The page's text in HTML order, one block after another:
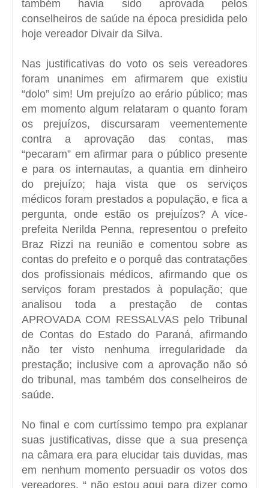
também havia sido aprovada pelos
conselheiros de saúde na época presidida pelo
hoje vereador Divair da Silva.
Nas justificativas do voto os seis vereadores
foram unanimes em afirmarem que existiu
“dolo” sim! Um prejuízo ao erário público; mas
em momento algum relataram o quanto foram
os prejuízos, discursaram veementemente
contra a aprovação das contas, mas
“pecaram” em afirmar para o público presente
e para os internautas, a quantia em dinheiro
do prejuízo; haja vista que os serviços
médicos foram prestados a população, e fica a
pergunta, onde estão os prejuízos? A vice-
prefeita Nerilda Penna, representou o prefeito
Braz Rizzi na reunião e comentou sobre as
contas do prefeito e o porquê das contratações
dos profissionais médicos, afirmando que os
serviços foram prestados à população; que
analisou toda a prestação de contas
APROVADA COM RESSALVAS pelo Tribunal
de Contas do Estado do Paraná, afirmando
não ter visto nenhuma irregularidade da
prestação; inclusive com a aprovação não só
do tribunal, mas também dos conselheiros de
saúde.
No final e com curtíssimo tempo pra explanar
suas justificativas, disse que a sua presença
na câmara era para elucidar tais duvidas, mas
em nenhum momento persuadir os votos dos
vereadores. “ não estou aqui para dizer como